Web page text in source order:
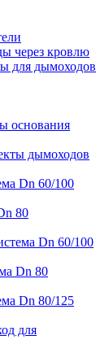
через кровлю
для дымоходов
основания
дымоходов
Dn 60/100
80
Dn 60/100
Dn 80
Dn 80/125
для